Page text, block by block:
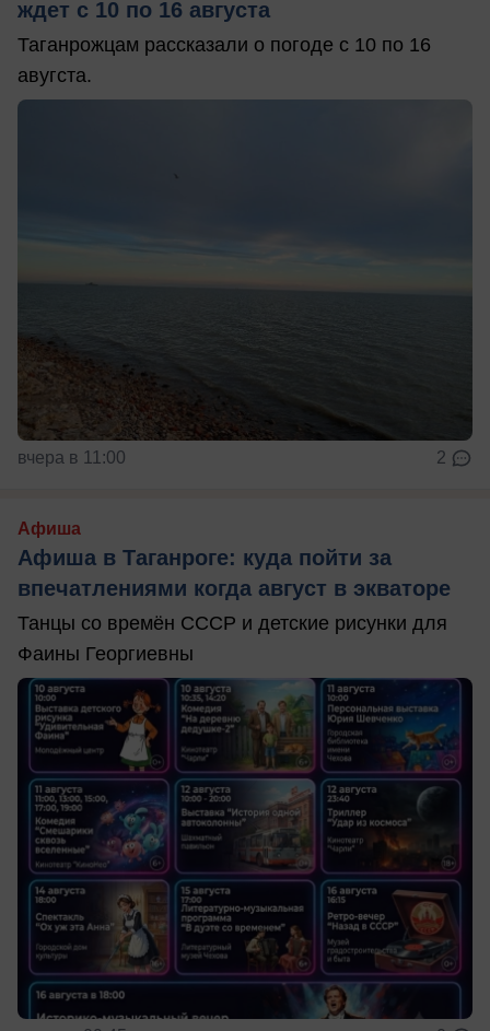
ждет с 10 по 16 августа
Таганрожцам рассказали о погоде с 10 по 16
авугста.
вчера в 11:00 2
Афиша
Афиша в Таганроге: куда пойти за
впечатлениями когда август в экваторе
Танцы со времён СССР и детские рисунки для
Фаины Георгиевны